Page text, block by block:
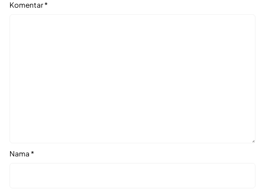
Komentar*
Nama *